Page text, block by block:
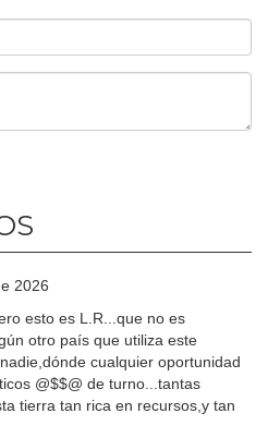
2026
esto es L.R...que no es
otro país que utiliza este
cualquier oportunidad
@$$@ de turno...tantas
tierra tan rica en recursos,y tan